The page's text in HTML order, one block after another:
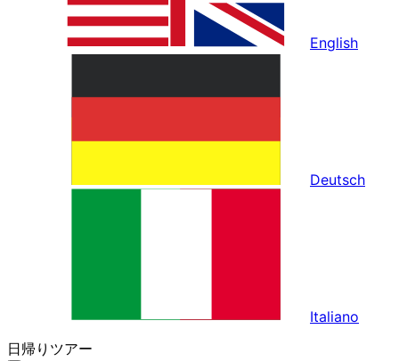
English
Deutsch
Italiano
日帰りツアー